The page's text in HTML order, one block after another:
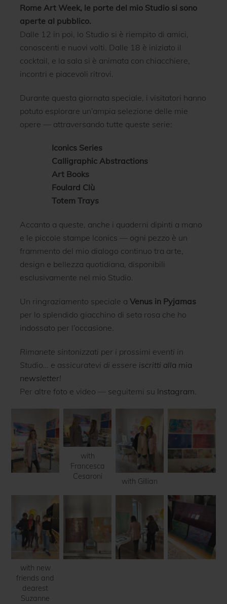
Rome Art Week, le porte del mio Studio si sono
aperte al pubblico.
Dalle 12 in poi, lo Studio si è riempito di amici,
conoscenti e nuovi volti. Dalle 18 è iniziato il
cocktail, e la sala si è animata con chiacchiere,
incontri e piacevoli ritrovi.
Durante questa giornata speciale, i visitatori hanno
potuto esplorare un’ampia selezione delle mie
opere — attraversando tutte queste serie:
Iconics Series
Calligraphic Abstractions
Art Books
Foulard Clù
Totem Trays
Accanto a queste, anche i quaderni dipinti a mano
e le piccole stampe Iconics — ogni pezzo è un
frammento del mio dialogo continuo tra arte,
design e bellezza quotidiana, disponibili
esclusivamente nel mio Studio.
Un ringraziamento speciale a Venus in Pyjamas
per lo splendido giacchino di seta rosa che ho
indossato per l’occasione.
Rimanete sintonizzati per i prossimi eventi in
Studio… e assicuratevi di essere iscritti alla mia
newsletter!
Per altre foto e video — seguitemi su Instagram
with
Francesca
Cesaroni
with Gillian
with new
friends and
dearest
Suzanne